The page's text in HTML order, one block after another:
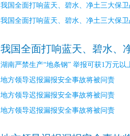
我国全面打响蓝天、碧水、净土三大保
我国全面打响蓝天、碧水、净土三大保
我国全面打响蓝天、碧水、
湖南严禁生产“地条钢” 举报可获1万元以
地方领导迟报漏报安全事故将被问责
地方领导迟报漏报安全事故将被问责
地方领导迟报漏报安全事故将被问责